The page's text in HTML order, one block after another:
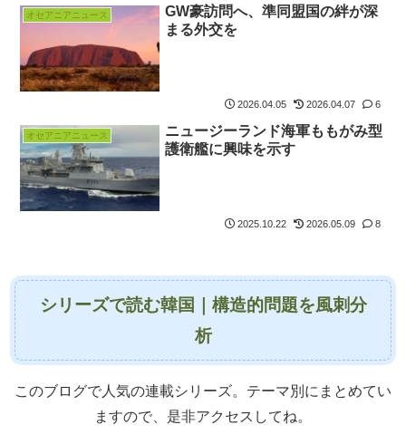
オセアニアニュース
GW豪訪問へ、準同盟国の絆が深
まる外交を
2026.04.05 2026.04.07 6
オセアニアニュース
ニュージーランド海軍ももがみ型
護衛艦に興味を示す
2025.10.22 2026.05.09 8
シリーズで読む韓国｜構造的問題を風刺分
析
このブログで人気の連載シリーズ。テーマ別にまとめてい
ますので、是非アクセスしてね。